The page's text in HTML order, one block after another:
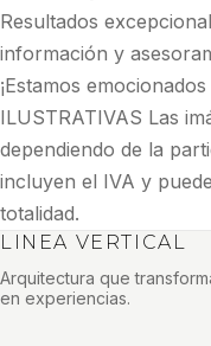
Resultados
información y
¡Estamos
ILUSTRATIVAS Las
dependiendo de la
incluyen el IVA y
totalidad.
LINEA VERTICAL
Arquitectura que
en experiencias.